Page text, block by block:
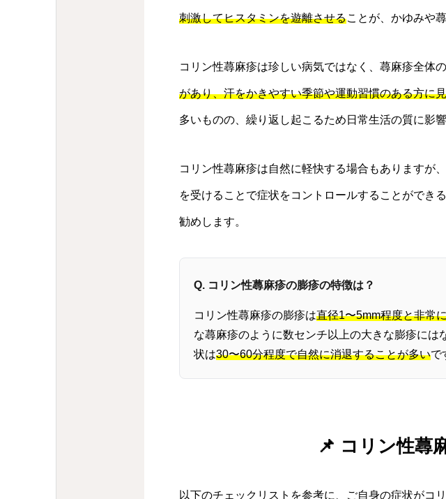
刺激してヒスタミンを遊離させることが、かゆみや
コリン性蕁麻疹は珍しい病気ではなく、蕁麻疹全体
があり、汗をかきやすい季節や運動習慣のある方に
多いものの、繰り返し起こるため日常生活の質に影
コリン性蕁麻疹は自然に軽快する場合もありますが、
を受けることで症状をコントロールすることができ
勧めします。
Q. コリン性蕁麻疹の膨疹の特徴は？
コリン性蕁麻疹の膨疹は直径1〜5mm程度と非常
な蕁麻疹のように数センチ以上の大きな膨疹に
状は30〜60分程度で自然に消退することが多いで
📌 コリン性蕁
以下のチェックリストを参考に、ご自身の症状がコ